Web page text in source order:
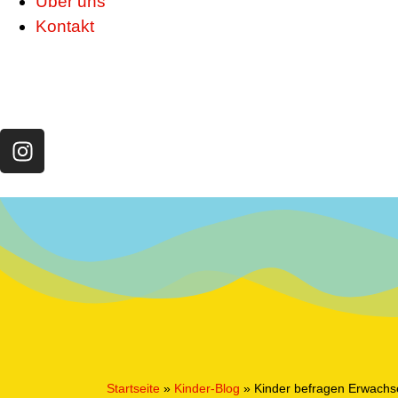
Kontakt
Startseite » Kinder-Blog » Kinder befragen